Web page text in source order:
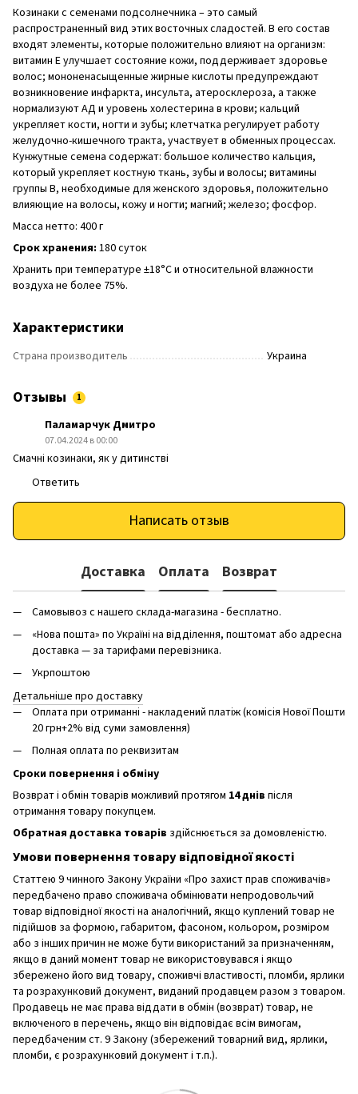
Козинаки с семенами подсолнечника – это самый
распространенный вид этих восточных сладостей. В его состав
входят элементы, которые положительно влияют на организм:
витамин Е улучшает состояние кожи, поддерживает здоровье
волос; мононенасыщенные жирные кислоты предупреждают
возникновение инфаркта, инсульта, атеросклероза, а также
нормализуют АД и уровень холестерина в крови; кальций
укрепляет кости, ногти и зубы; клетчатка регулирует работу
желудочно-кишечного тракта, участвует в обменных процессах.
Кунжутные семена содержат: большое количество кальция,
который укрепляет костную ткань, зубы и волосы; витамины
группы В, необходимые для женского здоровья, положительно
влияющие на волосы, кожу и ногти; магний; железо; фосфор.
Масса нетто: 400 г
Срок хранения: 180 суток
Хранить при температуре ±18°C и относительной влажности
воздуха не более 75%.
Характеристики
Страна производитель Украина
Отзывы 1
Паламарчук Дмитро
07.04.2024 в 00:00
Смачні козинаки, як у дитинстві
Ответить
Написать отзыв
Доставка Оплата Возврат
Самовывоз с нашего склада-магазина - бесплатно.
«Нова пошта» по Україні на відділення, поштомат або адресна
доставка — за тарифами перевізника.
Укрпоштою
Детальніше про доставку
Оплата при отриманні - накладений платіж (комісія Нової Пошти
20 грн+2% від суми замовлення)
Полная оплата по реквизитам
Сроки повернення і обміну
Возврат і обмін товарів можливий протягом 14 днів після
отримання товару покупцем.
Обратная доставка товарів здійснюється за домовленістю.
Умови повернення товару відповідної якості
Статтею 9 чинного Закону України «Про захист прав споживачів»
передбачено право споживача обмінювати непродовольчий
товар відповідної якості на аналогічний, якщо куплений товар не
підійшов за формою, габаритом, фасоном, кольором, розміром
або з інших причин не може бути використаний за призначенням,
якщо в даний момент товар не використовувався і якщо
збережено його вид товару, споживчі властивості, пломби, ярлики
та розрахунковий документ, виданий продавцем разом з товаром.
Продавець не має права віддати в обмін (возврат) товар, не
включеного в перечень, якщо він відповідає всім вимогам,
передбаченим ст. 9 Закону (збережений товарний вид, ярлики,
пломби, є розрахунковий документ і т.п.).